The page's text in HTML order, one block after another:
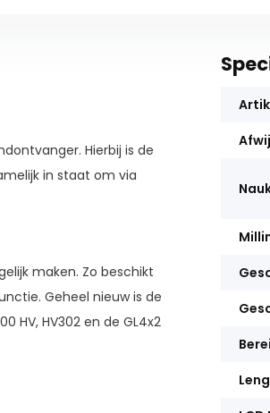
Hierbij is de
in staat om via
maken. Zo beschikt
Geheel nieuw is de
HV, HV302 en de GL4x2